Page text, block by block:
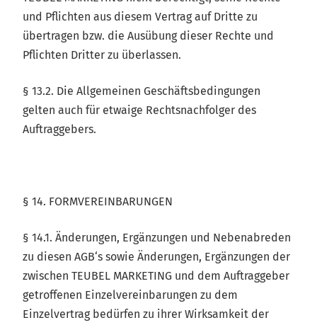
und Pflichten aus diesem Vertrag auf Dritte zu
übertragen bzw. die Ausübung dieser Rechte und
Pflichten Dritter zu überlassen.
§ 13.2. Die Allgemeinen Geschäftsbedingungen
gelten auch für etwaige Rechtsnachfolger des
Auftraggebers.
§ 14. FORMVEREINBARUNGEN
§ 14.1. Änderungen, Ergänzungen und Nebenabreden
zu diesen AGB‘s sowie Änderungen, Ergänzungen der
zwischen TEUBEL MARKETING und dem Auftraggeber
getroffenen Einzelvereinbarungen zu dem
Einzelvertrag bedürfen zu ihrer Wirksamkeit der